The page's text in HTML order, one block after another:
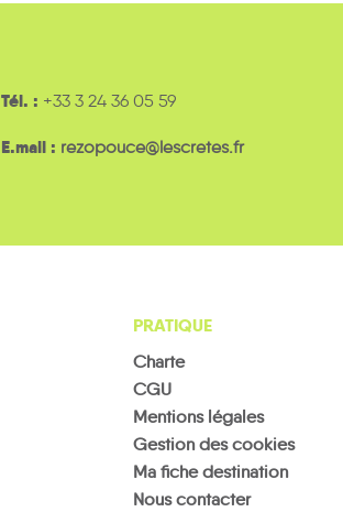
Tél. : +33 3 24 36 05 59
E.mail : rezopouce@lescretes.fr
PRATIQUE
Charte
CGU
Mentions légales
Gestion des cookies
Ma fiche destination
Nous contacter